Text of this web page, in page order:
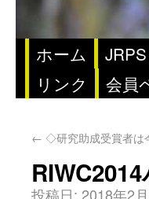
ホーム
リンク
会員
← ◇研究助成受賞者は
投稿日: 2018年2